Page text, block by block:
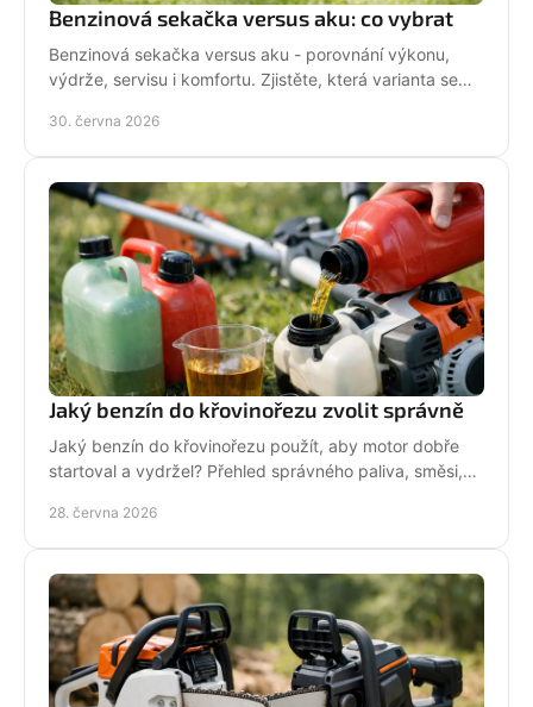
Benzinová sekačka versus aku: co vybrat
Benzinová sekačka versus aku - porovnání výkonu,
výdrže, servisu i komfortu. Zjistěte, která varianta se
30. června 2026
Jaký benzín do křovinořezu zvolit správně
Jaký benzín do křovinořezu použít, aby motor dobře
startoval a vydržel? Přehled správného paliva, směsi,
28. června 2026